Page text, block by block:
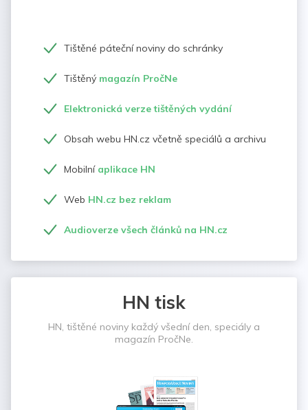
Tištěné páteční noviny do schránky
Tištěný magazín PročNe
Elektronická verze tištěných vydání
Obsah webu HN.cz včetně speciálů a archivu
Mobilní aplikace HN
Web HN.cz bez reklam
Audioverze všech článků na HN.cz
HN tisk
HN, tištěné noviny každý všední den, speciály a
magazín PročNe.